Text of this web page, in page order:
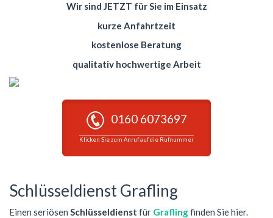
Wir sind JETZT für Sie im Einsatz
kurze Anfahrtzeit
kostenlose Beratung
qualitativ hochwertige Arbeit
0160 6073697
Klicken Sie zum Anruf auf die Rufnummer
Schlüsseldienst Grafling
Einen seriösen Schlüsseldienst für Graflingfinden Sie hier.